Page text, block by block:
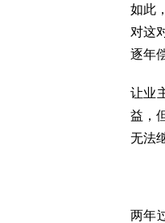
如此
对这
逐年
让业
益，
无法
两年